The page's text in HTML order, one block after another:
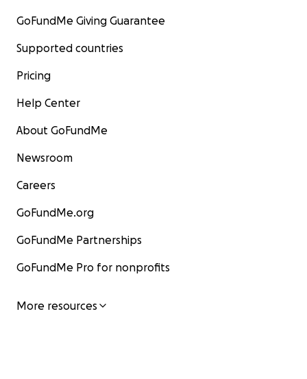
GoFundMe Giving Guarantee
Supported countries
Pricing
Help Center
About GoFundMe
Newsroom
Careers
GoFundMe.org
GoFundMe Partnerships
GoFundMe Pro for nonprofits
More resources